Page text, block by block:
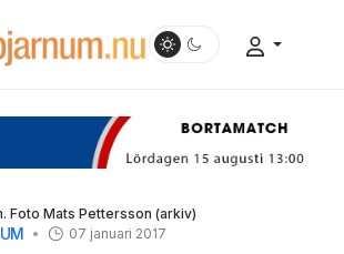
Foto Mats Pettersson (arkiv)
07 januari 2017